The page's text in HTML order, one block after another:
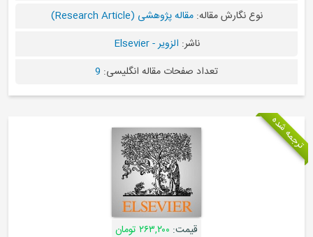
نوع نگارش مقاله:مقاله پژوهشی (Research Article)
الزویر - Elsevier
تعداد صفحات مقاله انگلیسی:9
۲۶۳,۲۰۰ تومان